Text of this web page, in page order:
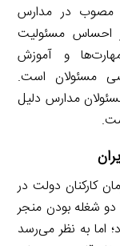
مصوب در مدارس
احساس مسئولیت
و آموزش
مسئولان است.
مدارس دلیل
همزمان کارکنان دولت در
شغله بودن منجر
اما به نظر می‌رسد